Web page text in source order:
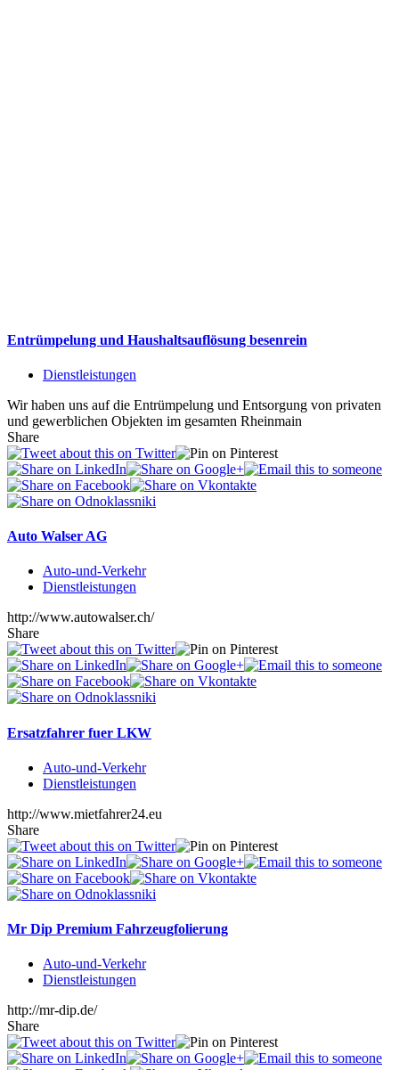
Entrümpelung und Haushaltsauflösung besenrein
Dienstleistungen
Wir haben uns auf die Entrümpelung und Entsorgung von privaten
und gewerblichen Objekten im gesamten Rheinmain
Share
Auto Walser AG
Auto-und-Verkehr
Dienstleistungen
http://www.autowalser.ch/
Share
Ersatzfahrer fuer LKW
Auto-und-Verkehr
Dienstleistungen
http://www.mietfahrer24.eu
Share
Mr Dip Premium Fahrzeugfolierung
Auto-und-Verkehr
Dienstleistungen
http://mr-dip.de/
Share